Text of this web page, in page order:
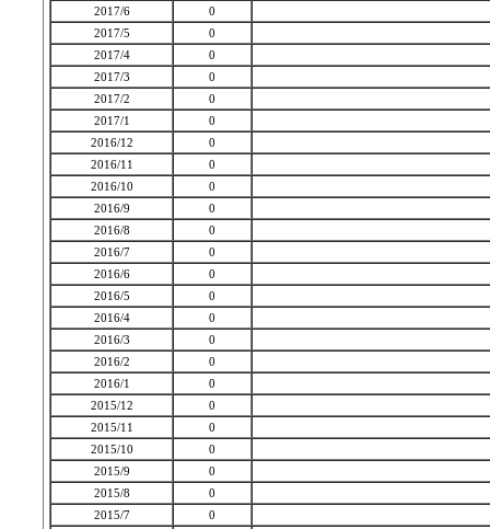
2017/6
0
2017/5
0
2017/4
0
2017/3
0
2017/2
0
2017/1
0
2016/12
0
2016/11
0
2016/10
0
2016/9
0
2016/8
0
2016/7
0
2016/6
0
2016/5
0
2016/4
0
2016/3
0
2016/2
0
2016/1
0
2015/12
0
2015/11
0
2015/10
0
2015/9
0
2015/8
0
2015/7
0